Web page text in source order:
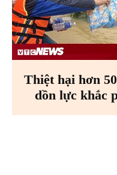
Thiệt hại hơn
dồn lực khắc